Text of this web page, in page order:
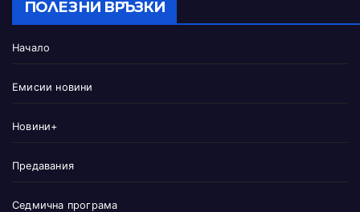
ПОЛЕЗНИ ВРЪЗКИ
Начало
Емисии новини
Новини+
Предавания
Седмична програма